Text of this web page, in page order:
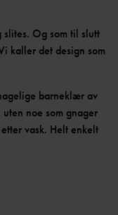
Og som til slutt
kaller det design som
barneklær av
noe som gnager
vask. Helt enkelt